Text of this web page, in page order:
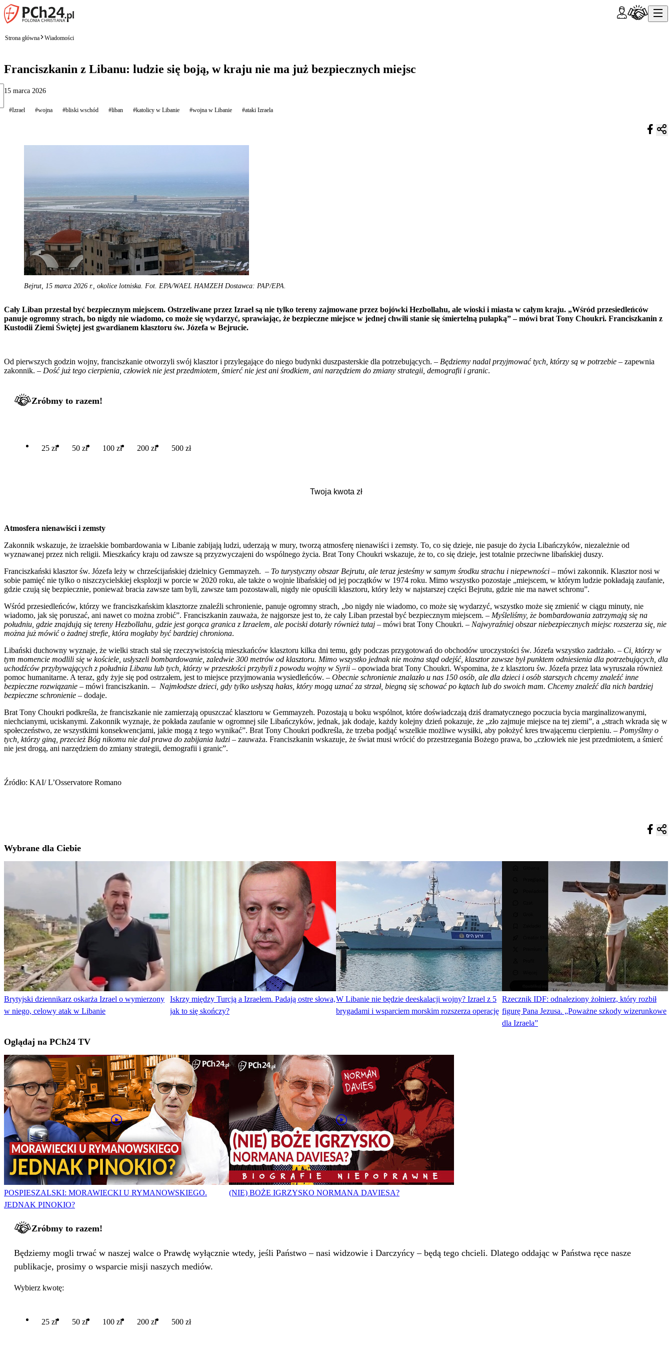
Strona główna Wiadomości
Franciszkanin z Libanu: ludzie się boją, w kraju nie ma już bezpiecznych miejsc
15 marca 2026
#Izrael #wojna #bliski wschód #liban #katolicy w Libanie #wojna w Libanie #ataki Izraela
Bejrut, 15 marca 2026 r., okolice lotniska. Fot. EPA/WAEL HAMZEH Dostawca: PAP/EPA.
Cały Liban przestał być bezpiecznym miejscem. Ostrzeliwane przez Izrael są nie tylko tereny zajmowane przez bojówki Hezbollahu, ale wioski i miasta w całym kraju. „Wśród przesiedleńców
panuje ogromny strach, bo nigdy nie wiadomo, co może się wydarzyć, sprawiając, że bezpieczne miejsce w jednej chwili stanie się śmiertelną pułapką” – mówi brat Tony Choukri. Franciszkanin z
Kustodii Ziemi Świętej jest gwardianem klasztoru św. Józefa w Bejrucie.
Od pierwszych godzin wojny, franciszkanie otworzyli swój klasztor i przylegające do niego budynki duszpasterskie dla potrzebujących. – Będziemy nadal przyjmować tych, którzy są w potrzebie – zapewnia
zakonnik. – Dość już tego cierpienia, człowiek nie jest przedmiotem, śmierć nie jest ani środkiem, ani narzędziem do zmiany strategii, demografii i granic.
Zróbmy to razem!
25 zł 50 zł 100 zł 200 zł 500 zł
Atmosfera nienawiści i zemsty
Zakonnik wskazuje, że izraelskie bombardowania w Libanie zabijają ludzi, uderzają w mury, tworzą atmosferę nienawiści i zemsty. To, co się dzieje, nie pasuje do życia Libańczyków, niezależnie od
wyznawanej przez nich religii. Mieszkańcy kraju od zawsze są przyzwyczajeni do wspólnego życia. Brat Tony Choukri wskazuje, że to, co się dzieje, jest totalnie przeciwne libańskiej duszy.
Franciszkański klasztor św. Józefa leży w chrześcijańskiej dzielnicy Gemmayzeh. – To turystyczny obszar Bejrutu, ale teraz jesteśmy w samym środku strachu i niepewności – mówi zakonnik. Klasztor nosi w
sobie pamięć nie tylko o niszczycielskiej eksplozji w porcie w 2020 roku, ale także o wojnie libańskiej od jej początków w 1974 roku. Mimo wszystko pozostaje „miejscem, w którym ludzie pokładają zaufanie,
gdzie czują się bezpiecznie, ponieważ bracia zawsze tam byli, zawsze tam pozostawali, nigdy nie opuścili klasztoru, który leży w najstarszej części Bejrutu, gdzie nie ma nawet schronu”.
Wśród przesiedleńców, którzy we franciszkańskim klasztorze znaleźli schronienie, panuje ogromny strach, „bo nigdy nie wiadomo, co może się wydarzyć, wszystko może się zmienić w ciągu minuty, nie
wiadomo, jak się poruszać, ani nawet co można zrobić”. Franciszkanin zauważa, że najgorsze jest to, że cały Liban przestał być bezpiecznym miejscem. – Myśleliśmy, że bombardowania zatrzymają się na
południu, gdzie znajdują się tereny Hezbollahu, gdzie jest gorąca granica z Izraelem, ale pociski dotarły również tutaj – mówi brat Tony Choukri. – Najwyraźniej obszar niebezpiecznych miejsc rozszerza się, nie
można już mówić o żadnej strefie, która mogłaby być bardziej chroniona.
Libański duchowny wyznaje, że wielki strach stał się rzeczywistością mieszkańców klasztoru kilka dni temu, gdy podczas przygotowań do obchodów uroczystości św. Józefa wszystko zadrżało. – Ci, którzy w
tym momencie modlili się w kościele, usłyszeli bombardowanie, zaledwie 300 metrów od klasztoru. Mimo wszystko jednak nie można stąd odejść, klasztor zawsze był punktem odniesienia dla potrzebujących, dla
uchodźców przybywających z południa Libanu lub tych, którzy w przeszłości przybyli z powodu wojny w Syrii – opowiada brat Tony Choukri. Wspomina, że z klasztoru św. Józefa przez lata wyruszała również
pomoc humanitarne. A teraz, gdy żyje się pod ostrzałem, jest to miejsce przyjmowania wysiedleńców. – Obecnie schronienie znalazło u nas 150 osób, ale dla dzieci i osób starszych chcemy znaleźć inne
bezpieczne rozwiązanie – mówi franciszkanin. – Najmłodsze dzieci, gdy tylko usłyszą hałas, który mogą uznać za strzał, biegną się schować po kątach lub do swoich mam. Chcemy znaleźć dla nich bardziej
bezpieczne schronienie – dodaje.
Brat Tony Choukri podkreśla, że franciszkanie nie zamierzają opuszczać klasztoru w Gemmayzeh. Pozostają u boku wspólnot, które doświadczają dziś dramatycznego poczucia bycia marginalizowanymi,
niechcianymi, uciskanymi. Zakonnik wyznaje, że pokłada zaufanie w ogromnej sile Libańczyków, jednak, jak dodaje, każdy kolejny dzień pokazuje, że „zło zajmuje miejsce na tej ziemi”, a „strach wkrada się w
społeczeństwo, ze wszystkimi konsekwencjami, jakie mogą z tego wynikać”. Brat Tony Choukri podkreśla, że trzeba podjąć wszelkie możliwe wysiłki, aby położyć kres trwającemu cierpieniu. – Pomyślmy o
tych, którzy giną, przecież Bóg nikomu nie dał prawa do zabijania ludzi – zauważa. Franciszkanin wskazuje, że świat musi wrócić do przestrzegania Bożego prawa, bo „człowiek nie jest przedmiotem, a śmierć
nie jest drogą, ani narzędziem do zmiany strategii, demografii i granic”.
Źródło: KAI/ L’Osservatore Romano
Wybrane dla Ciebie
Brytyjski dziennikarz oskarża Izrael o wymierzony
w niego, celowy atak w Libanie
Iskrzy między Turcją a Izraelem. Padają ostre słowa,
jak to się skończy?
W Libanie nie będzie deeskalacji wojny? Izrael z 5
brygadami i wsparciem morskim rozszerza operację
Rzecznik IDF: odnaleziony żołnierz, który rozbił
figurę Pana Jezusa. „Poważne szkody wizerunkowe
dla Izraela”
Oglądaj na PCh24 TV
POSPIESZALSKI: MORAWIECKI U RYMANOWSKIEGO.
JEDNAK PINOKIO?
(NIE) BOŻE IGRZYSKO NORMANA DAVIESA?
Zróbmy to razem!
Będziemy mogli trwać w naszej walce o Prawdę wyłącznie wtedy, jeśli Państwo – nasi widzowie i Darczyńcy – będą tego chcieli. Dlatego oddając w Państwa ręce nasze
publikacje, prosimy o wsparcie misji naszych mediów.
Wybierz kwotę:
25 zł 50 zł 100 zł 200 zł 500 zł